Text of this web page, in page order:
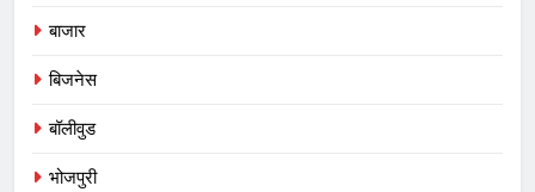
बाजार
बिजनेस
बॉलीवुड
भोजपुरी